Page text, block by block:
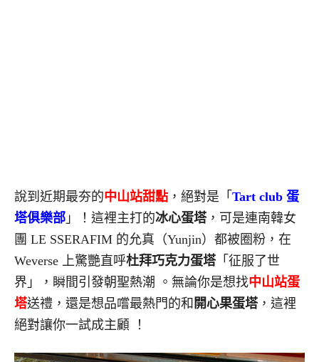
說到近期最夯的中山站甜點 ，絕對是「 Tart club 蛋
塔俱樂部 」！這裡主打的冰心蛋塔 ，可是連南韓女
團 LE SSERAFIM 的允真（Yunjin）都被圈粉，在
Weverse 上驚艷直呼杜拜巧克力蛋塔 「征服了世
界」，瞬間引發朝聖熱潮
。無論你是想找中山站蛋
塔送禮，還是想品嚐最熱門的和 開心果蛋塔 ，這裡
絕對讓你一試成主顧
！